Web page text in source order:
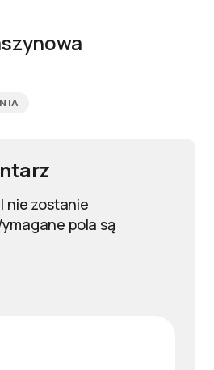
nie zostanie
pola są